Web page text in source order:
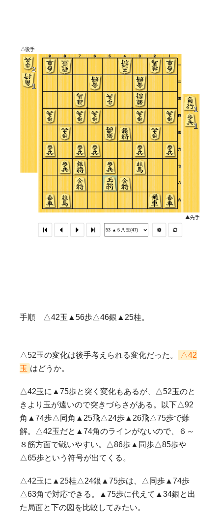
手順 △42玉▲56歩△46銀▲25桂。
△52玉の変化は後手考えられる変化だった。
△42
玉 はどうか。
△42玉に▲75歩と突く変化もあるが、△52玉のと
きより玉が遠いので突きづらさがある。以下△92
角▲74歩△同角▲25飛△24歩▲26飛△75歩で難
解。△42玉だと▲74角のラインがないので、６～
８筋方面で戦いやすい。△86歩▲同歩△85歩や
△65歩という符号が出てくる。
△42玉に▲25桂△24銀▲75歩は、△同歩▲74歩
△63角で対応できる。▲75歩に代えて▲34銀と出
た局面と下の図を比較してみたい。